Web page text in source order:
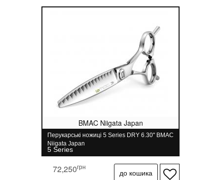
BMAC Niigata Japan
Перукарські ножиці 5 Series DRY 6.30" BMAC
Niigata Japan
5 Series
72,250грн